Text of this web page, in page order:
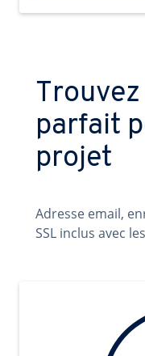
parfait
projet
Adresse email,
SSL inclus avec